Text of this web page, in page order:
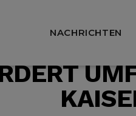
NACHRICHTEN